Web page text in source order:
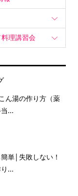
理講習会
...
り...